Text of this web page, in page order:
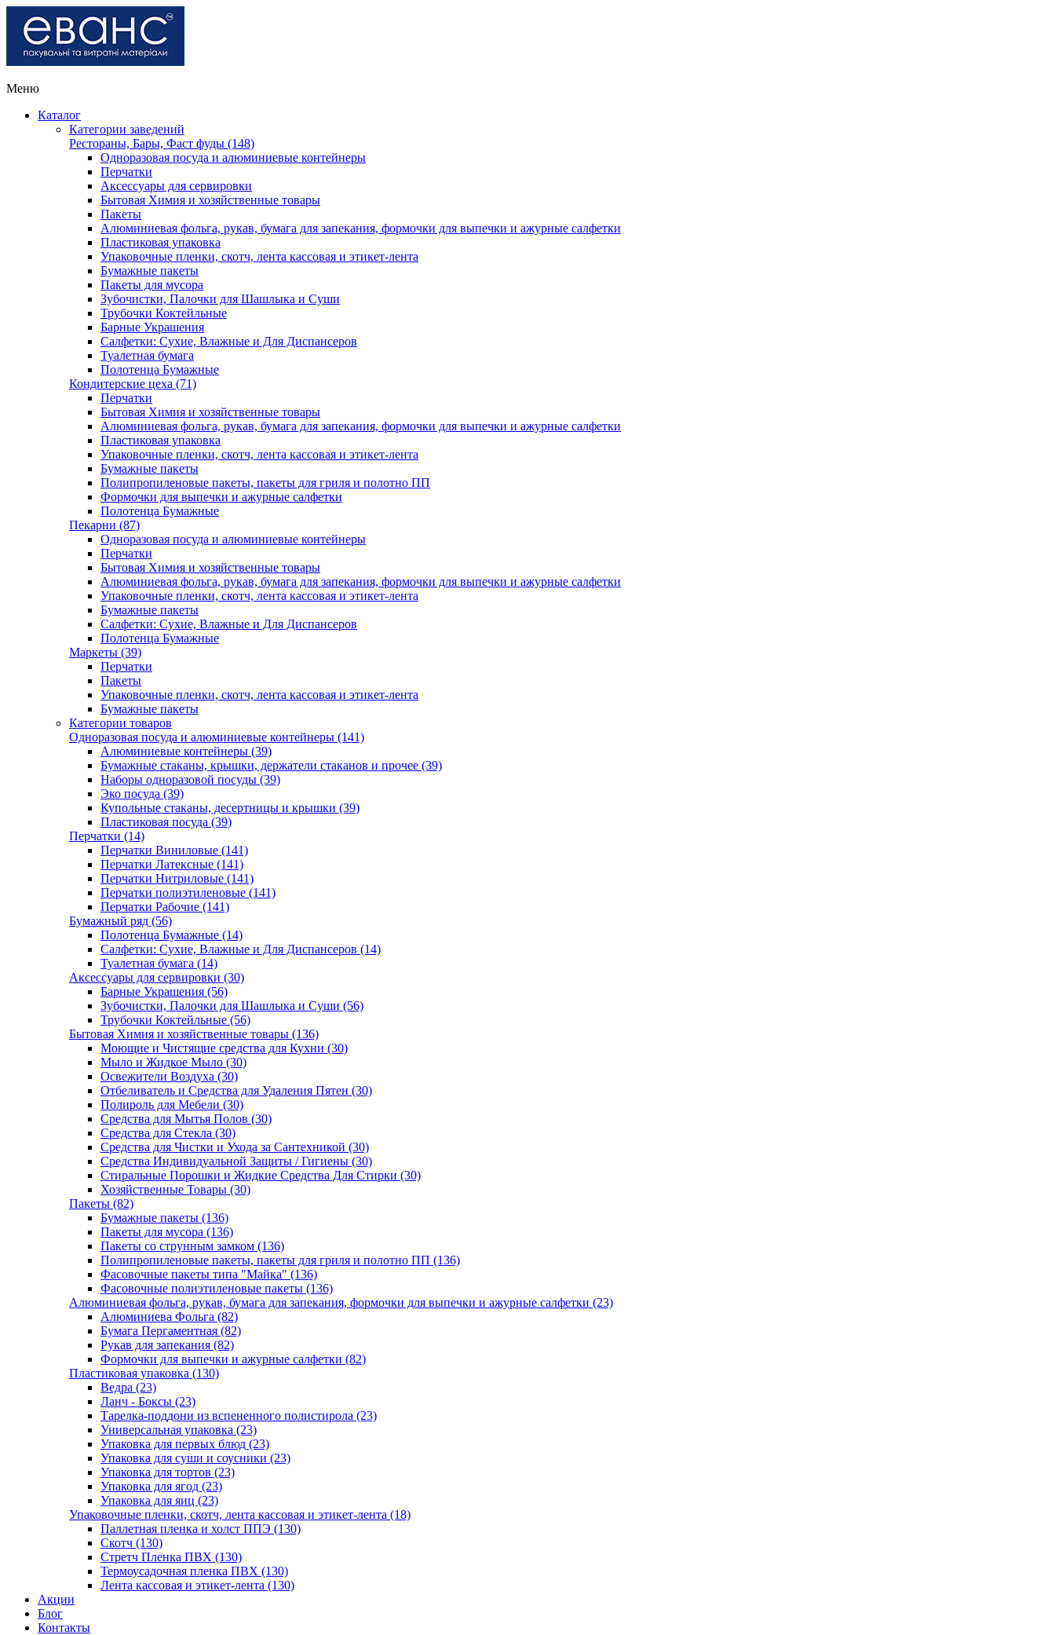
Меню
Каталог
Категории заведений
Рестораны, Бары, Фаст фуды (148)
Одноразовая посуда и алюминиевые контейнеры
Перчатки
Аксессуары для сервировки
Бытовая Химия и хозяйственные товары
Пакеты
Алюминиевая фольга, рукав, бумага для запекания, формочки для выпечки и ажурные салфетки
Пластиковая упаковка
Упаковочные пленки, скотч, лента кассовая и этикет-лента
Бумажные пакеты
Пакеты для мусора
Зубочистки, Палочки для Шашлыка и Суши
Трубочки Коктейльные
Барные Украшения
Салфетки: Сухие, Влажные и Для Диспансеров
Туалетная бумага
Полотенца Бумажные
Кондитерские цеха (71)
Перчатки
Бытовая Химия и хозяйственные товары
Алюминиевая фольга, рукав, бумага для запекания, формочки для выпечки и ажурные салфетки
Пластиковая упаковка
Упаковочные пленки, скотч, лента кассовая и этикет-лента
Бумажные пакеты
Полипропиленовые пакеты, пакеты для гриля и полотно ПП
Формочки для выпечки и ажурные салфетки
Полотенца Бумажные
Пекарни (87)
Одноразовая посуда и алюминиевые контейнеры
Перчатки
Бытовая Химия и хозяйственные товары
Алюминиевая фольга, рукав, бумага для запекания, формочки для выпечки и ажурные салфетки
Упаковочные пленки, скотч, лента кассовая и этикет-лента
Бумажные пакеты
Салфетки: Сухие, Влажные и Для Диспансеров
Полотенца Бумажные
Маркеты (39)
Перчатки
Пакеты
Упаковочные пленки, скотч, лента кассовая и этикет-лента
Бумажные пакеты
Категории товаров
Одноразовая посуда и алюминиевые контейнеры (141)
Алюминиевые контейнеры (39)
Бумажные стаканы, крышки, держатели стаканов и прочее (39)
Наборы одноразовой посуды (39)
Эко посуда (39)
Купольные стаканы, десертницы и крышки (39)
Пластиковая посуда (39)
Перчатки (14)
Перчатки Виниловые (141)
Перчатки Латексные (141)
Перчатки Нитриловые (141)
Перчатки полиэтиленовые (141)
Перчатки Рабочие (141)
Бумажный ряд (56)
Полотенца Бумажные (14)
Салфетки: Сухие, Влажные и Для Диспансеров (14)
Туалетная бумага (14)
Аксессуары для сервировки (30)
Барные Украшения (56)
Зубочистки, Палочки для Шашлыка и Суши (56)
Трубочки Коктейльные (56)
Бытовая Химия и хозяйственные товары (136)
Моющие и Чистящие средства для Кухни (30)
Мыло и Жидкое Мыло (30)
Освежители Воздуха (30)
Отбеливатель и Средства для Удаления Пятен (30)
Полироль для Мебели (30)
Средства для Мытья Полов (30)
Средства для Стекла (30)
Средства для Чистки и Ухода за Сантехникой (30)
Средства Индивидуальной Защиты / Гигиены (30)
Стиральные Порошки и Жидкие Средства Для Стирки (30)
Хозяйственные Товары (30)
Пакеты (82)
Бумажные пакеты (136)
Пакеты для мусора (136)
Пакеты со струнным замком (136)
Полипропиленовые пакеты, пакеты для гриля и полотно ПП (136)
Фасовочные пакеты типа "Майка" (136)
Фасовочные полиэтиленовые пакеты (136)
Алюминиевая фольга, рукав, бумага для запекания, формочки для выпечки и ажурные салфетки (23)
Алюминиева Фольга (82)
Бумага Пергаментная (82)
Рукав для запекания (82)
Формочки для выпечки и ажурные салфетки (82)
Пластиковая упаковка (130)
Ведра (23)
Ланч - Боксы (23)
Тарелка-поддони из вспененного полистирола (23)
Универсальная упаковка (23)
Упаковка для первых блюд (23)
Упаковка для суши и соусники (23)
Упаковка для тортов (23)
Упаковка для ягод (23)
Упаковка для яиц (23)
Упаковочные пленки, скотч, лента кассовая и этикет-лента (18)
Паллетная пленка и холст ППЭ (130)
Скотч (130)
Стретч Пленка ПВХ (130)
Термоусадочная пленка ПВХ (130)
Лента кассовая и этикет-лента (130)
Акции
Блог
Контакты